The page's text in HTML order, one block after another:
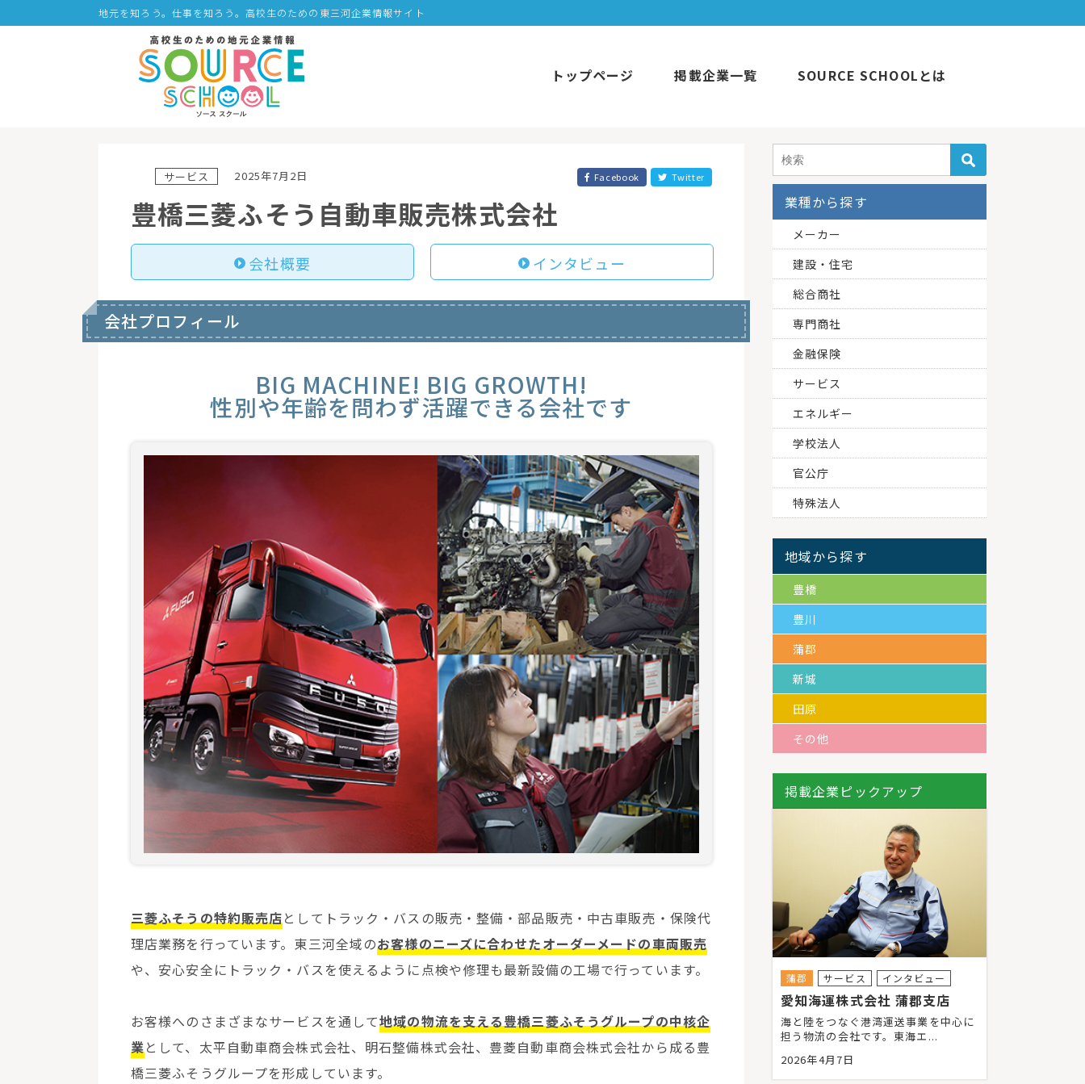
地元を知ろう。仕事を知ろう。高校生のための東三河企業情報サイト
トップページ 掲載企業一覧 SOURCE SCHOOLとは
サービス 2025年7月2日 Facebook Twitter
豊橋三菱ふそう自動車販売株式会社
会社概要 インタビュー
会社プロフィール
BIG MACHINE! BIG GROWTH!
性別や年齢を問わず活躍できる会社です
三菱ふそうの特約販売店としてトラック・バスの販売・整備・部品販売・中古車販売・保険代
理店業務を行っています。東三河全域のお客様のニーズに合わせたオーダーメードの車両販売
や、安心安全にトラック・バスを使えるように点検や修理も最新設備の工場で行っています。
お客様へのさまざまなサービスを通して地域の物流を支える豊橋三菱ふそうグループの中核企
業として、太平自動車商会株式会社、明石整備株式会社、豊菱自動車商会株式会社から成る豊
橋三菱ふそうグループを形成しています。
業種から探す
メーカー
建設・住宅
総合商社
専門商社
金融保険
サービス
エネルギー
学校法人
官公庁
特殊法人
地域から探す
豊橋
豊川
蒲郡
新城
田原
その他
掲載企業ピックアップ
蒲郡 サービス インタビュー
愛知海運株式会社 蒲郡支店
海と陸をつなぐ港湾運送事業を中心に
担う物流の会社です。東海エ...
2026年4月7日